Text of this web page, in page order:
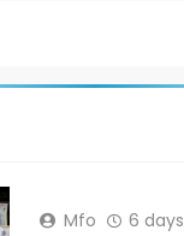
Mfo
6 days